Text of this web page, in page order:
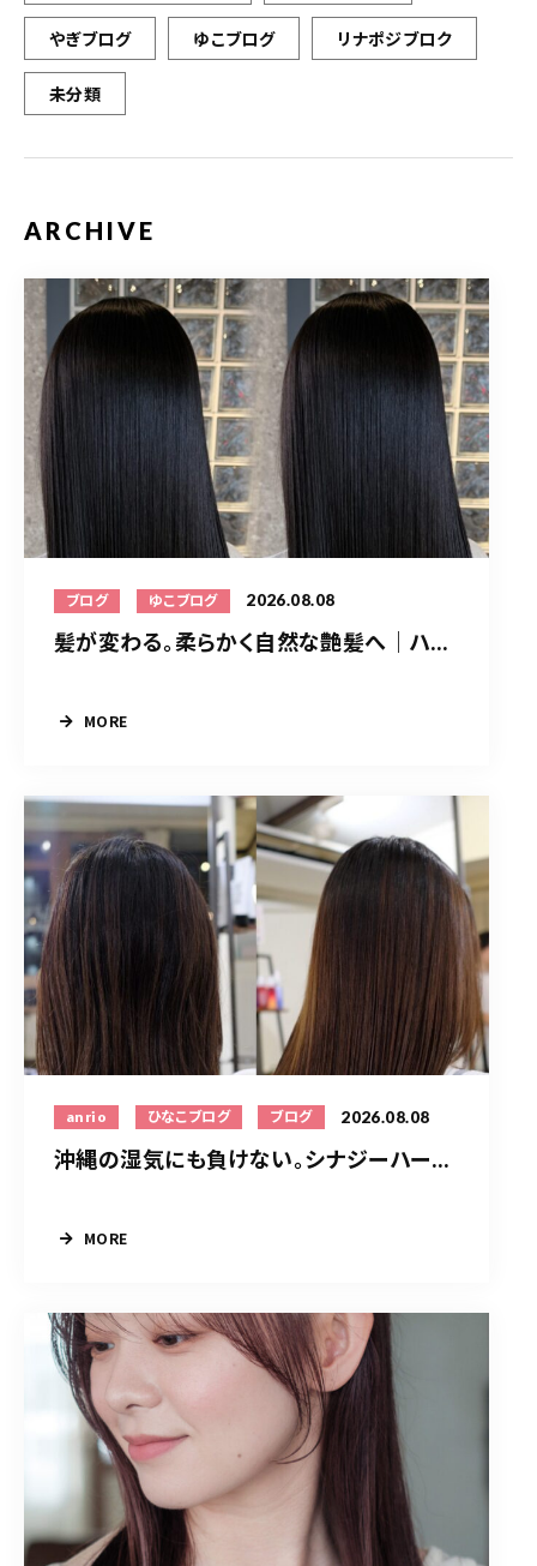
やぎブログ ゆこブログ リナポジブロク
未分類
ARCHIVE
ブログ ゆこブログ 2026.08.08
髪が変わる。柔らかく自然な艶髪へ｜ハ...
MORE
anrio ひなこブログ ブログ 2026.08.08
沖縄の湿気にも負けない。シナジーハー...
MORE